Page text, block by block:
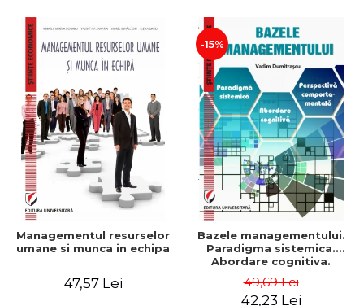
Managementul resurselor
umane si munca in echipa
47,57 Lei
-15%
Bazele managementului.
Paradigma sistemica.
Abordare cognitiva.
comportamentala - Vadim
Dumitrascu
49,69 Lei
42,23 Lei